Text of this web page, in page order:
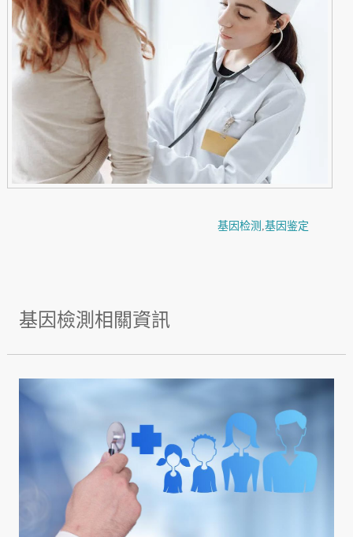
基因检测 ,基因鉴定
基因檢測相關資訊